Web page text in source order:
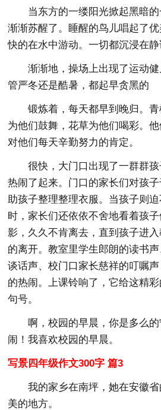
当东方的一缕阳光掀起黑暗
渐渐苏醒了。睡醒的鸟儿唱起了
快的在水中游动。一切都沉浸在静
渐渐地，操场上出现了运动
管严冬还是酷暑，都起早贪黑的
锻炼着，每天都早到晚归。
为他们鼓舞，花草为他们喝彩。
对他们每天辛勤努力的肯定。
很快，大门口出现了一群群
热闹了起来。门口的家长们对孩
助孩子整理整理衣服。当孩子则
时，家长们还依依不舍地看着孩
影，久久不肯离去，直到孩子进
的离开。教室里学生郎朗的读书
谈话声、校门口家长慈祥的叮嘱
的热闹。上课铃响了，它给这精
句号。
啊，校园的早晨，你是多么
闹！我喜欢校园的早晨。
写景四年级作文300字 篇3
我的家乡在南坪，她在安徽
美的地方。